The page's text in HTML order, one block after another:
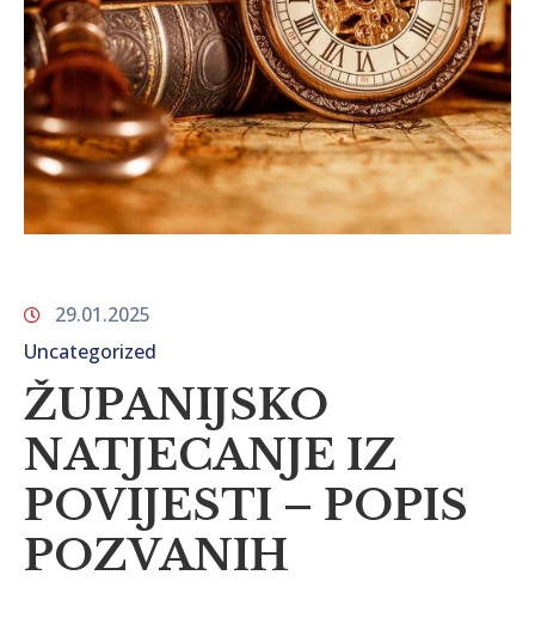
29.01.2025
Uncategorized
ŽUPANIJSKO
NATJECANJE IZ
POVIJESTI – POPIS
POZVANIH